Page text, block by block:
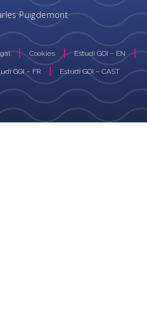
Puigdemont
Cookies Estudi GOI – EN
GOI – FR Estudi GOI – CAST